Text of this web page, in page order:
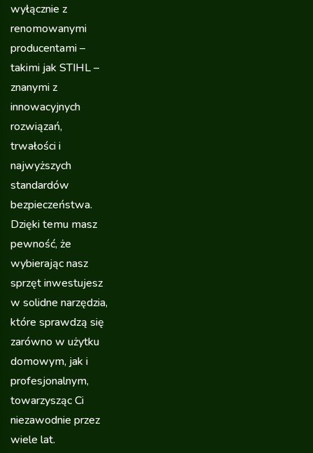
wyłącznie z
renomowanymi
producentami –
takimi jak STIHL –
znanymi z
innowacyjnych
rozwiązań,
trwałości i
najwyższych
standardów
bezpieczeństwa.
Dzięki temu masz
pewność, że
wybierając nasz
sprzęt inwestujesz
w solidne narzędzia,
które sprawdzą się
zarówno w użytku
domowym, jak i
profesjonalnym,
towarzysząc Ci
niezawodnie przez
wiele lat.